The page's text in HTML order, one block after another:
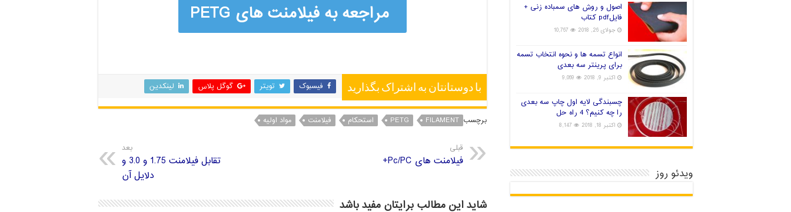
مراجعه به فیلامنت های PETG
با دوستانتان به اشتراک بگذارید فیسبوک تویتر گوگل پلاس لینکدین
برچسب FILAMENT
PETG استحکام فیلامنت مواد اولیه
قبلی
فیلامنت های Pc/PC+
بعد
تقابل فیلامنت 1.75 و 3.0 و
دلایل آن
شاید این مطالب برایتان مفید باشد
اصول و روش های سمباده زنی +
فایلpdf کتاب
جولای 26, 2018 10,767
انواع تسمه ها و نحوه انتخاب تسمه
برای پرینتر سه بعدی
اکتبر 9, 2018 9,069
چسبندگی لایه اول چاپ سه بعدی
را چه کنیم؟ 4 راه حل
اکتبر 18, 2018 8,147
ویدئو روز